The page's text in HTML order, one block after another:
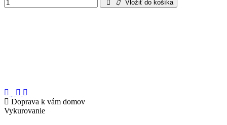
Vložiť do košíka
Doprava k vám domov
Vykurovanie